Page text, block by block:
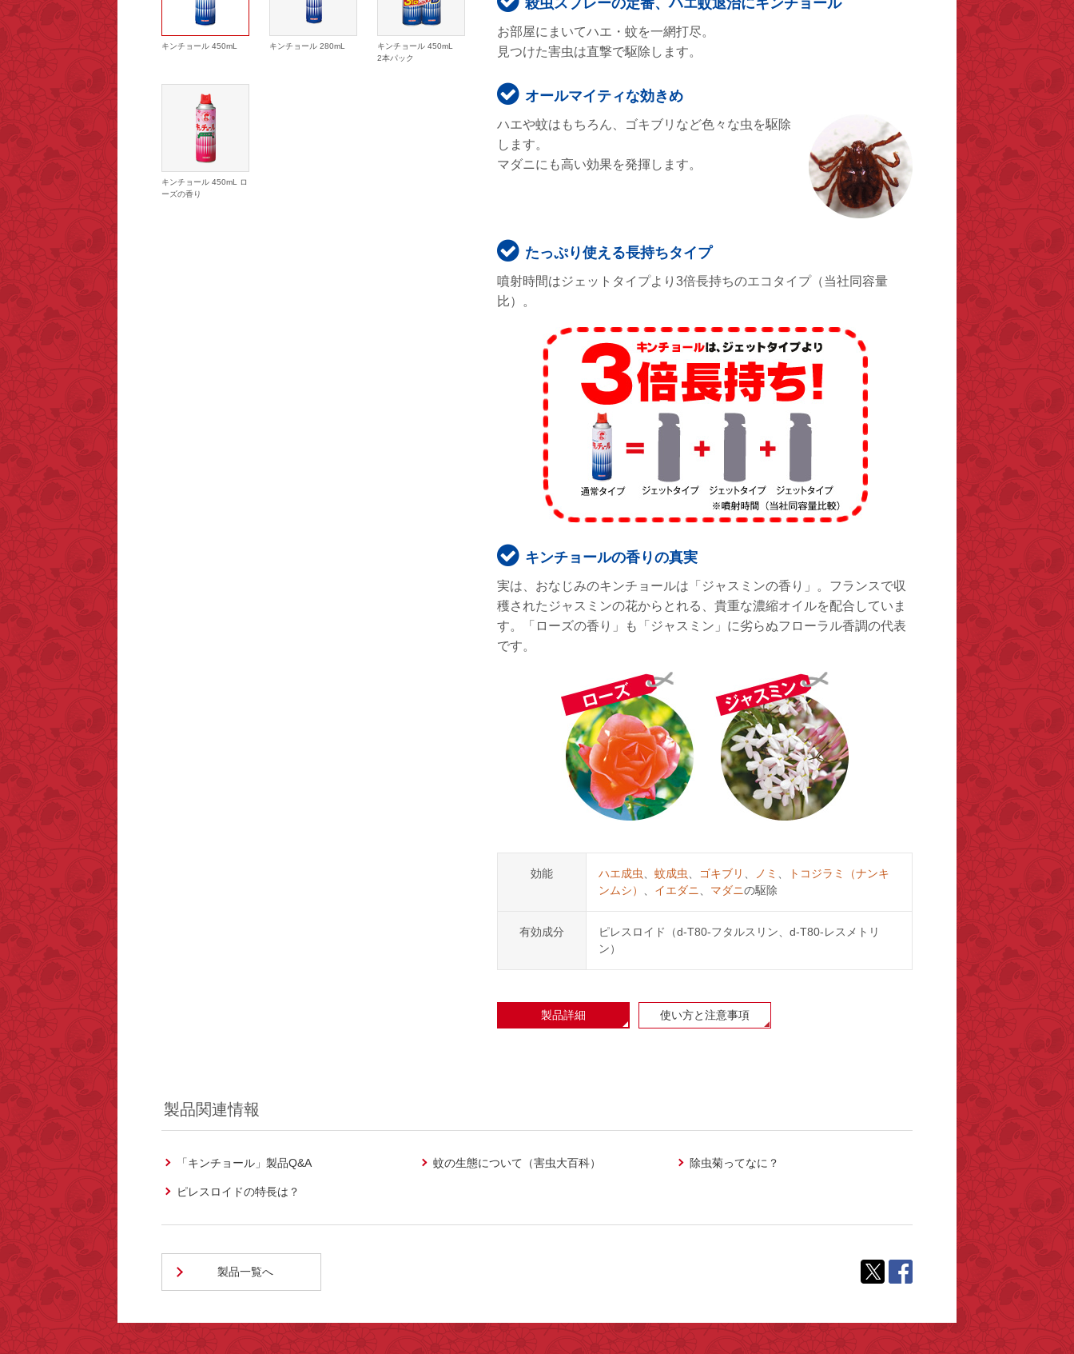
キンチョール 450mL キンチョール 280mL
キンチョール 450mL
2本パック
キンチョール 450mL ロ
ーズの香り
殺虫スプレーの定番、ハエ蚊退治にキンチョール
お部屋にまいてハエ・蚊を一網打尽。
見つけた害虫は直撃で駆除します。
オールマイティな効きめ
ハエや蚊はもちろん、ゴキブリなど色々な虫を駆除
します。
マダニにも高い効果を発揮します。
たっぷり使える長持ちタイプ
噴射時間はジェットタイプより3倍長持ちのエコタイプ（当社同容量
比）。
キンチョールの香りの真実
実は、おなじみのキンチョールは「ジャスミンの香り」。フランスで収
穫されたジャスミンの花からとれる、貴重な濃縮オイルを配合していま
す。「ローズの香り」も「ジャスミン」に劣らぬフローラル香調の代表
です。
効能 ハエ成虫 蚊成虫 ゴキブリ ノミ
トコジラミ（ナンキ
ンムシ）
イエダニ マダニの駆除
有効成分
ピレスロイド（d-T80-フタルスリン、d-T80-レスメトリ
ン）
製品詳細 使い方と注意事項
製品関連情報
「キンチョール」製品Q&A 蚊の生態について（害虫大百科） 除虫菊ってなに？
ピレスロイドの特長は？
製品一覧へ